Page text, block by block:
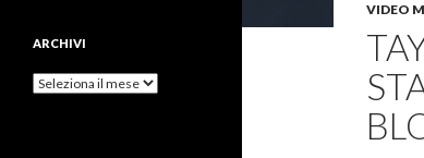
VIDEO
ARCHIVI
Archivi